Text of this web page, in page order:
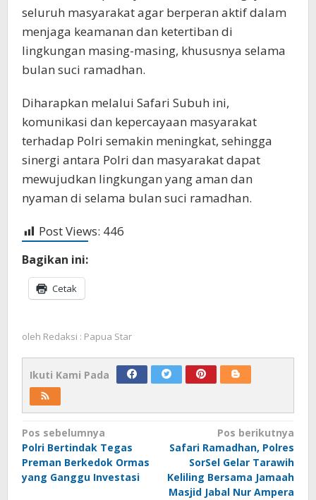
seluruh masyarakat agar berperan aktif dalam
menjaga keamanan dan ketertiban di
lingkungan masing-masing, khususnya selama
bulan suci ramadhan.
Diharapkan melalui Safari Subuh ini,
komunikasi dan kepercayaan masyarakat
terhadap Polri semakin meningkat, sehingga
sinergi antara Polri dan masyarakat dapat
mewujudkan lingkungan yang aman dan
nyaman di selama bulan suci ramadhan.
Post Views: 446
Bagikan ini:
Cetak
oleh Redaksi : Papua Star
Ikuti Kami Pada
Navigasi
pos
Pos sebelumnya
Polri Bertindak Tegas
Preman Berkedok Ormas
yang Ganggu Investasi
Pos berikutnya
Safari Ramadhan, Polres
SorSel Gelar Tarawih
Keliling Bersama Jamaah
Masjid Jabal Nur Ampera